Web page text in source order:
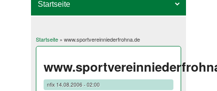
Sie sind hier
Startseite» www.sportvereinniederfrohna.de
nfix14.08.2006 - 02:00